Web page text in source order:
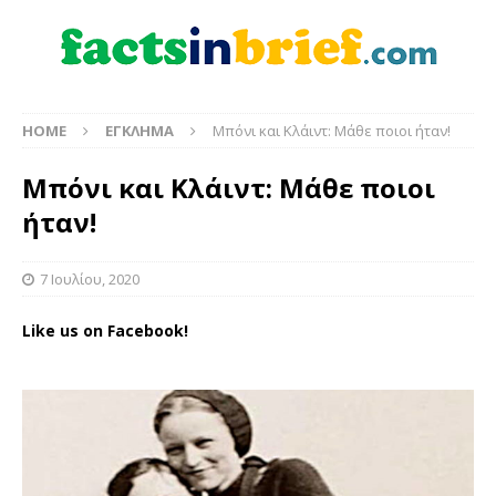
HOME ΕΓΚΛΗΜΑ Μπόνι και Κλάιντ: Μάθε ποιοι ήταν!
Μπόνι και Κλάιντ: Μάθε ποιοι
ήταν!
7 Ιουλίου, 2020
Like us on Facebook!